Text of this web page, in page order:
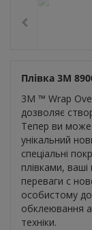
Плівка 3M
3M ™ Wrap
дозволяє
Тепер ви
унікальний
спеціальні
плівками,
переваги c
особистому
обклеювання
техніки.